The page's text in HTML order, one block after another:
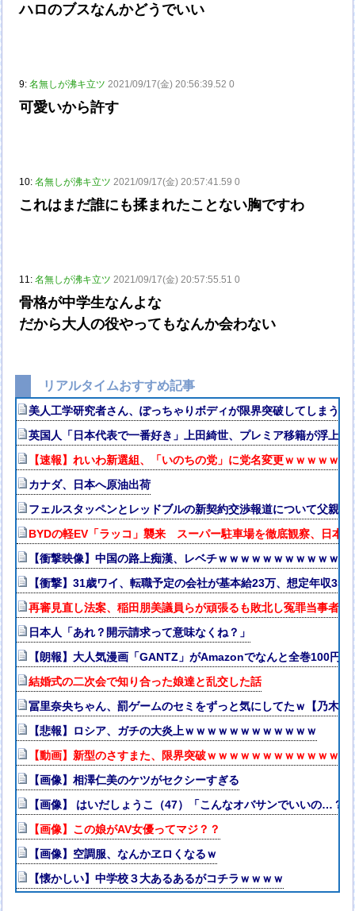
ハロのブスなんかどうでいい
9:名無しが沸キ立ツ 2021/09/17(金) 20:56:39.52 0
可愛いから許す
10:名無しが沸キ立ツ 2021/09/17(金) 20:57:41.59 0
これはまだ誰にも揉まれたことない胸ですわ
11:名無しが沸キ立ツ 2021/09/17(金) 20:57:55.51 0
骨格が中学生なんよな
だから大人の役やってもなんか会わない
リアルタイムおすすめ記事
美人工学研究者さん、ぽっちゃりボディが限界突破してしまう
英国人「日本代表で一番好き」上田綺世、プレミア移籍が浮上
【速報】れいわ新選組、「いのちの党」に党名変更ｗｗｗｗｗｗ
カナダ、日本へ原油出荷
フェルスタッペンとレッドブルの新契約交渉報道について父親ヨ
BYDの軽EV「ラッコ」襲来 スーパー駐車場を徹底観察、日本
【衝撃映像】中国の路上痴漢、レベチｗｗｗｗｗｗｗｗｗｗｗ
【衝撃】31歳ワイ、転職予定の会社が基本給23万、想定年収
再審見直し法案、稲田朋美議員らが頑張るも敗北し冤罪当事者が
日本人「あれ？開示請求って意味なくね？」
【朗報】大人気漫画「GANTZ」がAmazonでなんと全巻100円
結婚式の二次会で知り合った娘達と乱交した話
冨里奈央ちゃん、罰ゲームのセミをずっと気にしてたｗ【乃木坂
【悲報】ロシア、ガチの大炎上ｗｗｗｗｗｗｗｗｗｗｗｗ
【動画】新型のさすまた、限界突破ｗｗｗｗｗｗｗｗｗｗｗｗｗ
【画像】相澤仁美のケツがセクシーすぎる
【画像】 はいだしょうこ（47）「こんなオバサンでいいの…？」
【画像】この娘がAV女優ってマジ？？
【画像】空調服、なんかヱロくなるｗ
【懐かしい】中学校３大あるあるがコチラｗｗｗｗ